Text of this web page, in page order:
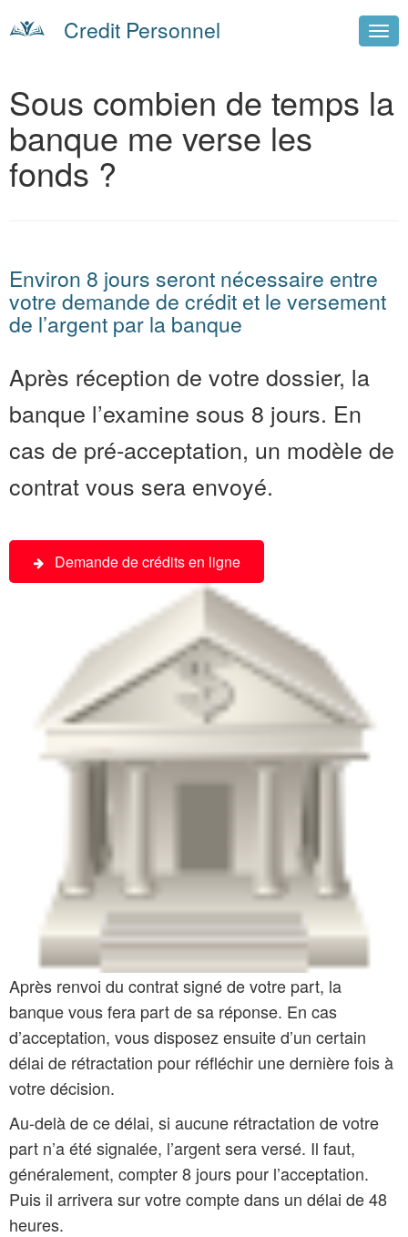
Credit Personnel
Sous combien de temps la
banque me verse les
fonds ?
Environ 8 jours seront nécessaire entre
votre demande de crédit et le versement
de l’argent par la banque
Après réception de votre dossier, la
banque l’examine sous 8 jours. En
cas de pré-acceptation, un modèle de
contrat vous sera envoyé.
Demande de crédits en ligne
Après renvoi du contrat signé de votre part, la
banque vous fera part de sa réponse. En cas
d’acceptation, vous disposez ensuite d’un certain
délai de rétractation pour réfléchir une dernière fois à
votre décision.
Au-delà de ce délai, si aucune rétractation de votre
part n’a été signalée, l’argent sera versé. Il faut,
généralement, compter 8 jours pour l’acceptation.
Puis il arrivera sur votre compte dans un délai de 48
heures.